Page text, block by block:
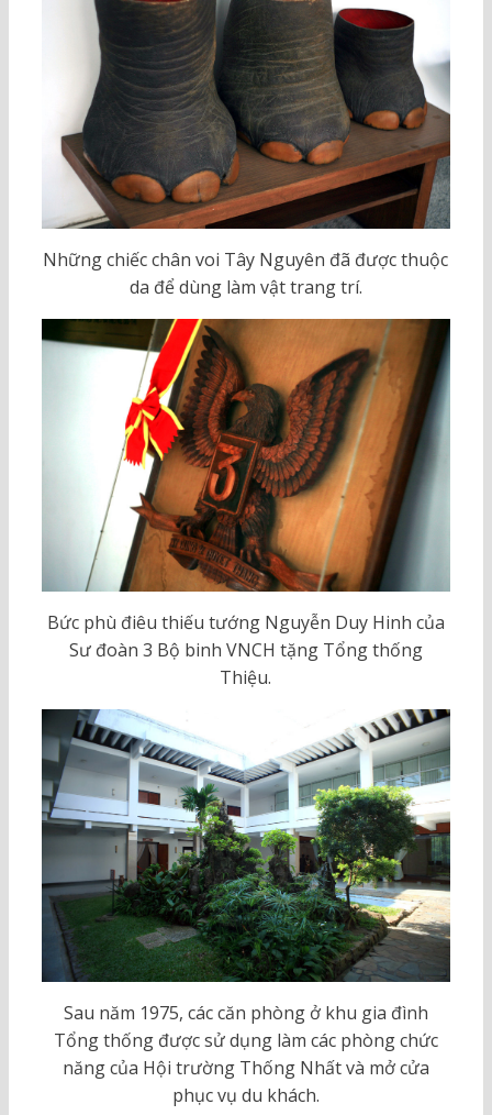
Những chiếc chân voi Tây Nguyên đã được thuộc
da để dùng làm vật trang trí.
Bức phù điêu thiếu tướng Nguyễn Duy Hinh của
Sư đoàn 3 Bộ binh VNCH tặng Tổng thống
Thiệu.
Sau năm 1975, các căn phòng ở khu gia đình
Tổng thống được sử dụng làm các phòng chức
năng của Hội trường Thống Nhất và mở cửa
phục vụ du khách.